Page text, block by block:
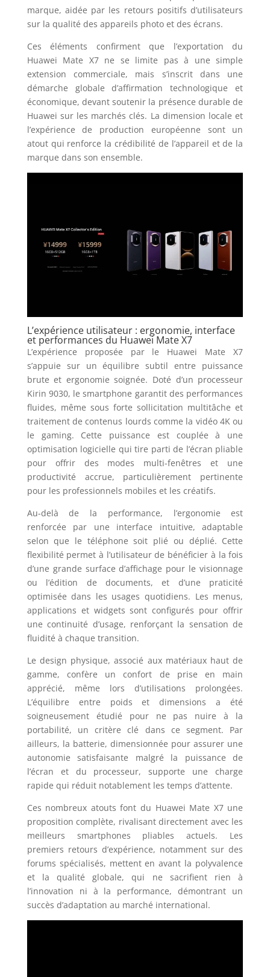
marque, aidée par les retours positifs d’utilisateurs
sur la qualité des appareils photo et des écrans.
Ces éléments confirment que l’exportation du
Huawei Mate X7 ne se limite pas à une simple
extension commerciale, mais s’inscrit dans une
démarche globale d’affirmation technologique et
économique, devant soutenir la présence durable de
Huawei sur les marchés clés. La dimension locale et
l’expérience de production européenne sont un
atout qui renforce la crédibilité de l’appareil et de la
marque dans son ensemble.
L’expérience utilisateur : ergonomie, interface
et performances du Huawei Mate X7
L’expérience proposée par le Huawei Mate X7
s’appuie sur un équilibre subtil entre puissance
brute et ergonomie soignée. Doté d’un processeur
Kirin 9030, le smartphone garantit des performances
fluides, même sous forte sollicitation multitâche et
traitement de contenus lourds comme la vidéo 4K ou
le gaming. Cette puissance est couplée à une
optimisation logicielle qui tire parti de l’écran pliable
pour offrir des modes multi-fenêtres et une
productivité accrue, particulièrement pertinente
pour les professionnels mobiles et les créatifs.
Au-delà de la performance, l’ergonomie est
renforcée par une interface intuitive, adaptable
selon que le téléphone soit plié ou déplié. Cette
flexibilité permet à l’utilisateur de bénéficier à la fois
d’une grande surface d’affichage pour le visionnage
ou l’édition de documents, et d’une praticité
optimisée dans les usages quotidiens. Les menus,
applications et widgets sont configurés pour offrir
une continuité d’usage, renforçant la sensation de
fluidité à chaque transition.
Le design physique, associé aux matériaux haut de
gamme, confère un confort de prise en main
apprécié, même lors d’utilisations prolongées.
L’équilibre entre poids et dimensions a été
soigneusement étudié pour ne pas nuire à la
portabilité, un critère clé dans ce segment. Par
ailleurs, la batterie, dimensionnée pour assurer une
autonomie satisfaisante malgré la puissance de
l’écran et du processeur, supporte une charge
rapide qui réduit notablement les temps d’attente.
Ces nombreux atouts font du Huawei Mate X7 une
proposition complète, rivalisant directement avec les
meilleurs smartphones pliables actuels. Les
premiers retours d’expérience, notamment sur des
forums spécialisés, mettent en avant la polyvalence
et la qualité globale, qui ne sacrifient rien à
l’innovation ni à la performance, démontrant un
succès d’adaptation au marché international.